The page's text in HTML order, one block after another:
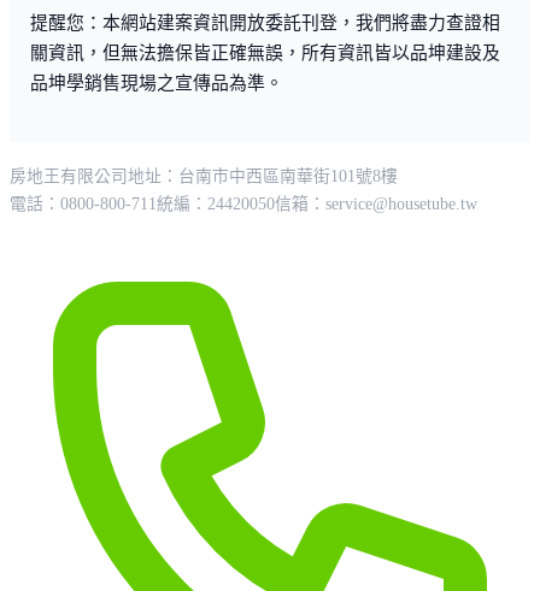
提醒您：本網站建案資訊開放委託刊登，我們將盡力查證相
關資訊，但無法擔保皆正確無誤，所有資訊皆以品坤建設及
品坤學銷售現場之宣傳品為準。
房地王有限公司 地址：台南市中西區南華街101號8樓
電話：0800-800-711統編：24420050信箱： service@housetube.tw